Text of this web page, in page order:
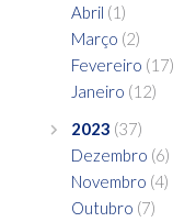
Abril (1)
Março (2)
Fevereiro (17)
Janeiro (12)
2023 (37)
Dezembro (6)
Novembro (4)
Outubro (7)